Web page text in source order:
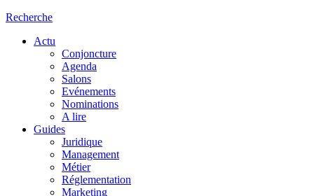
Recherche
Actu
Conjoncture
Agenda
Salons
Evénements
Nominations
A lire
Guides
Juridique
Management
Métier
Réglementation
Marketing